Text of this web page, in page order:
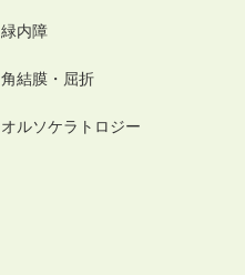
緑内障
角結膜・屈折
オルソケラトロジー